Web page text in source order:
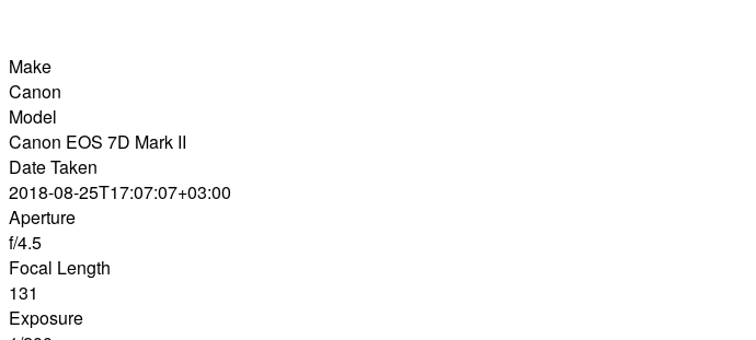
Make
Canon
Model
Canon EOS 7D Mark II
Date Taken
2018-08-25T17:07:07+03:00
Aperture
f/4.5
Focal Length
131
Exposure